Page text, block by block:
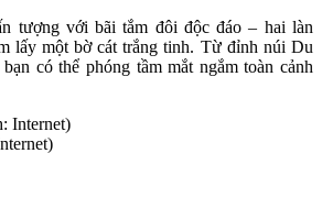
tượng với bãi tắm đôi độc đáo – hai làn
lấy một bờ cát trắng tinh. Từ đỉnh núi Du
có thể phóng tầm mắt ngắm toàn cảnh